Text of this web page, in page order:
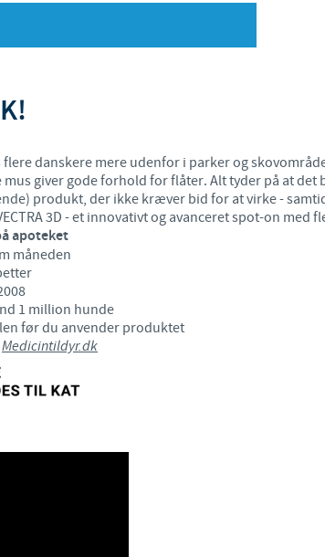
Mexico
Middle East
Peru
danskere mere udenfor i parker og
giver gode forhold for flåter. Alt tyder på at
produkt, der ikke kræver bid for at virke -
3D - et innovativt og avanceret spot-on med
apoteket
måneden
1 million hunde
før du anvender produktet
Medicintildyr.dk